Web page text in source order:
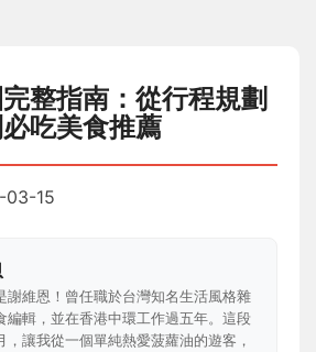
整指南：從行程規劃
吃美食推薦
03-15
謝維恩！曾任職於台灣知名生活風格雜
編輯，並在香港中環工作過五年。這段
，讓我從一個單純熱愛菠蘿油的遊客，